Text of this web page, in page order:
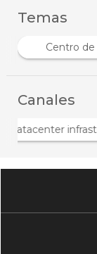
Temas
Cloud
Canales
D